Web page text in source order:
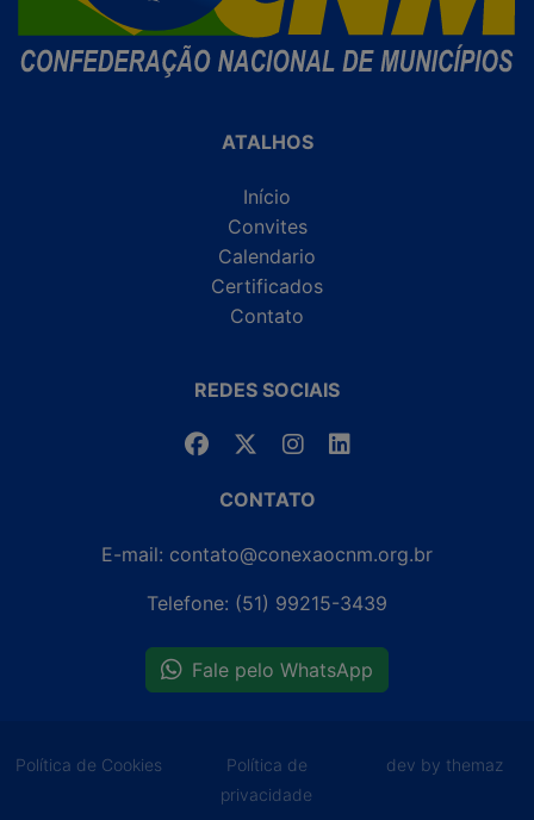
ATALHOS
Início
Convites
Calendario
Certificados
Contato
REDES SOCIAIS
CONTATO
E-mail: contato@conexaocnm.org.br
Telefone: (51) 99215-3439
Fale pelo WhatsApp
Política de Cookies
Política de
privacidade
dev by themaz